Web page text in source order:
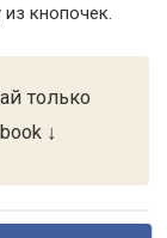
кнопочек.
только
↓